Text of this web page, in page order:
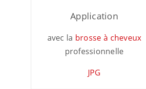
Application
avec la brosse à cheveux
professionnelle
JPG